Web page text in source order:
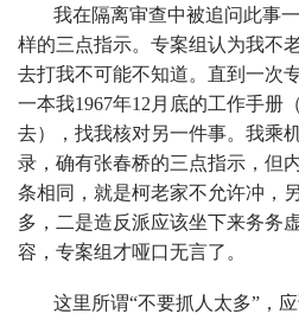
我在隔离审查中被追问此事
样的三点指示。专案组认为我不
去打我不可能不知道。直到一次
一本我1967年12月底的工作手册
去），找我核对另一件事。我乘
录，确有张春桥的三点指示，但
条相同，就是柯老家不允许冲，
多，二是造反派应该坐下来务务
容，专案组才哑口无言了。
这里所谓“不要抓人太多”，